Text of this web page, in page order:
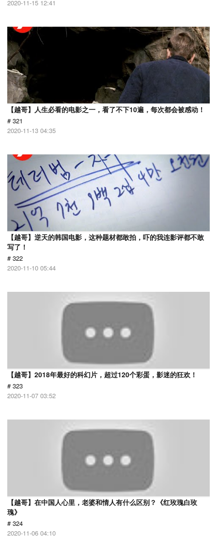
2020-11-15 12:41
【越哥】人生必看的电影之一，看了不下10遍，每次都会被感动！
# 321
2020-11-13 04:35
【越哥】逆天的韩国电影，这种题材都敢拍，吓的我连影评都不敢
写了！
# 322
2020-11-10 05:44
【越哥】2018年最好的科幻片，超过120个彩蛋，影迷的狂欢！
# 323
2020-11-07 03:52
【越哥】在中国人心里，老婆和情人有什么区别？《红玫瑰白玫
瑰》
# 324
2020-11-06 04:10